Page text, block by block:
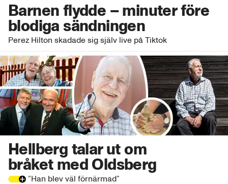
Barnen flydde – minuter före
blodiga sändningen
Perez Hilton skadade sig själv live på Tiktok
Hellberg talar ut om
bråket med Oldsberg
”Han blev väl förnärmad”